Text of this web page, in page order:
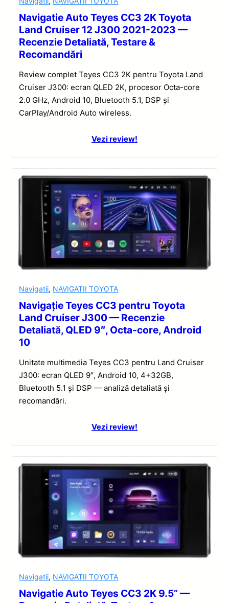
Navigatie Auto Teyes CC3 2K Toyota
Land Cruiser 12 J300 2021-2023 —
Recenzie Detaliată, Testare &
Recomandări
Review complet Teyes CC3 2K pentru Toyota Land
Cruiser J300: ecran QLED 2K, procesor Octa-core
2.0 GHz, Android 10, Bluetooth 5.1, DSP și
CarPlay/Android Auto wireless.
Vezi review!
Navigatii, NAVIGATII TOYOTA
Navigație Teyes CC3 pentru Toyota
Land Cruiser J300 — Recenzie
Detaliată, QLED 9″, Octa-core, Android
10
Unitate multimedia Teyes CC3 pentru Land Cruiser
J300: ecran QLED 9″, Android 10, 4+32GB,
Bluetooth 5.1 și DSP — analiză detaliată și
recomandări.
Vezi review!
Navigatii, NAVIGATII TOYOTA
Navigatie Auto Teyes CC3 2K 9.5” —